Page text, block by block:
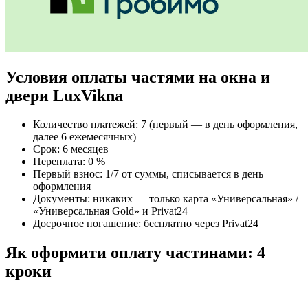
Условия оплаты частями на окна и
двери LuxVikna
Количество платежей: 7 (первый — в день оформления,
далее 6 ежемесячных)
Срок: 6 месяцев
Переплата: 0 %
Первый взнос: 1/7 от суммы, списывается в день
оформления
Документы: никаких — только карта «Универсальная» /
«Универсальная Gold» и Privat24
Досрочное погашение: бесплатно через Privat24
Як оформити оплату частинами: 4
кроки